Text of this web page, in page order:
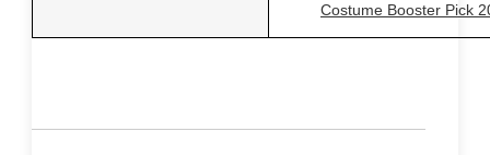
Costume Booster Pick